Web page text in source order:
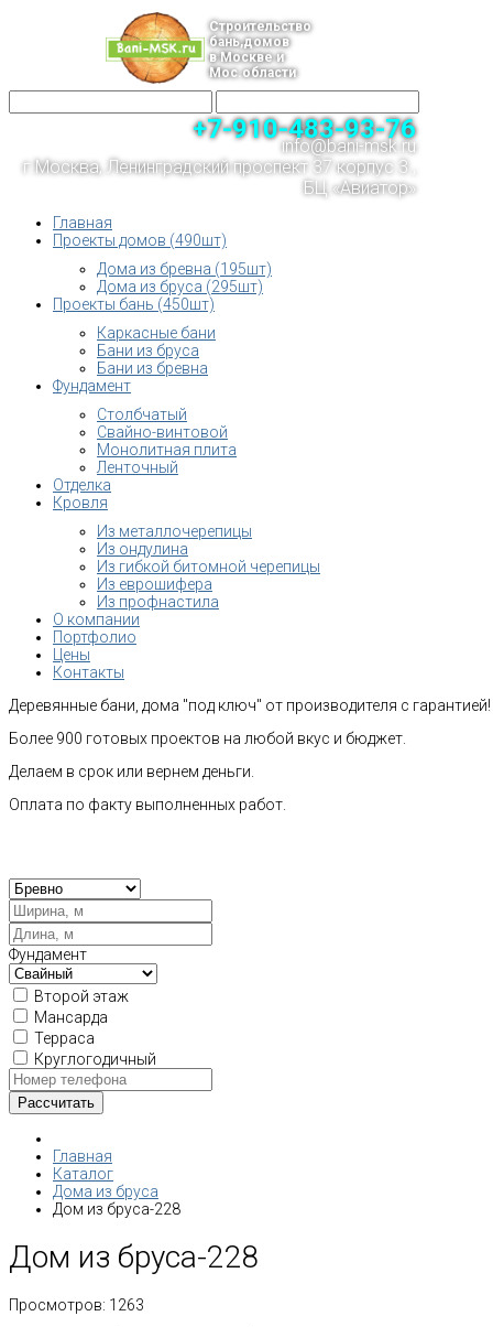
Строительство
бань,домов
в Москве и
Мос.области
+7-910-483-93-76
info@bani-msk.ru
г.Москва, Ленинградский проспект 37 корпус 3 ,
БЦ «Авиатор»
Главная
Проекты домов (490шт)
Дома из бревна (195шт)
Дома из бруса (295шт)
Проекты бань (450шт)
Каркасные бани
Бани из бруса
Бани из бревна
Фундамент
Столбчатый
Свайно-винтовой
Монолитная плита
Ленточный
Отделка
Кровля
Из металлочерепицы
Из ондулина
Из гибкой битомной черепицы
Из еврошифера
Из профнастила
О компании
Портфолио
Цены
Контакты
Деревянные бани, дома "под ключ" от производителя с гарантией!
Более 900 готовых проектов на любой вкус и бюджет.
Делаем в срок или вернем деньги.
Оплата по факту выполненных работ.
Фундамент
Второй этаж
Мансарда
Терраса
Круглогодичный
Главная
Каталог
Дома из бруса
Дом из бруса-228
Дом из бруса-228
Просмотров: 1263